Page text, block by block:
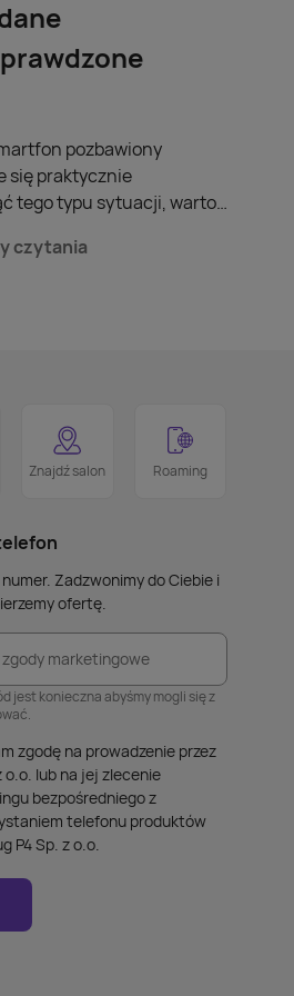
pozbawiony
się praktycznie
tego typu sytuacji, warto
jak oszczędzać pakiety
czytania
Znajdź salon Roaming
Zadzwonimy do Ciebie i
ofertę.
marketingowe
jest konieczna abyśmy mogli się z
zgodę na prowadzenie przez
o.o. lub na jej zlecenie
bezpośredniego z
telefonu produktów
P4 Sp. z o.o.